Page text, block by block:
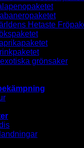
Hetaste
grönsaker